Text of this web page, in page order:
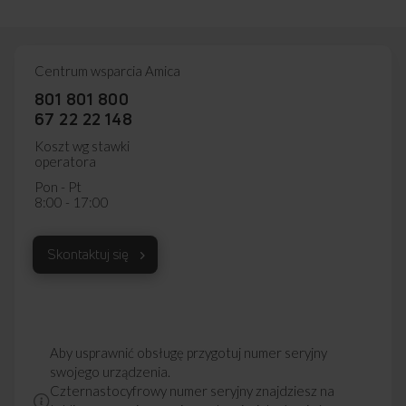
Centrum wsparcia Amica
801 801 800
67 22 22 148
Koszt wg stawki
operatora
Pon - Pt
8:00 - 17:00
Skontaktuj się
Aby usprawnić obsługę przygotuj numer seryjny
swojego urządzenia.
Czternastocyfrowy numer seryjny znajdziesz na